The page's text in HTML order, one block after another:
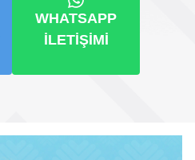
WHATSAPP
İLETIŞIMI